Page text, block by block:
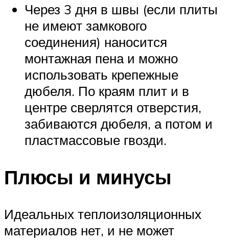
Через 3 дня в швы (если плиты
не имеют замкового
соединения) наносится
монтажная пена и можно
использовать крепежные
дюбеля. По краям плит и в
центре сверлятся отверстия,
забиваются дюбеля, а потом и
пластмассовые гвозди.
Плюсы и минусы
Идеальных теплоизоляционных
материалов нет, и не может